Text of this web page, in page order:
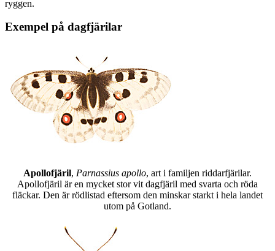
ryggen.
Exempel på dagfjärilar
Apollofjäril, Parnassius apollo, art i familjen riddarfjärilar.
Apollofjäril är en mycket stor vit dagfjäril med svarta och röda
fläckar. Den är rödlistad eftersom den minskar starkt i hela landet
utom på Gotland.